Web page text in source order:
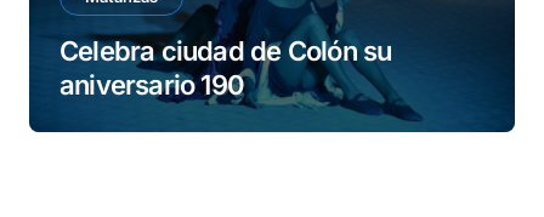
Celebra ciudad de Colón su
aniversario 190